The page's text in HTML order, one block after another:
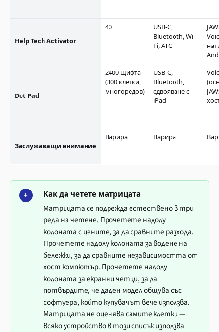
Help Tech Activator
40
USB-C,
Bluetooth, Wi-
Fi, ATC
Dot Pad
2400 щифта
(300 клетки,
многоредов)
USB-C,
Bluetooth,
сдвояване с
iPad
Заслужаващи внимание
Варира Варира
+ Как да четете матрицата
Матрицата се подрежда естествено в три
реда на четене. Прочетете надолу
колоната с цените, за да сравните разхода.
Прочетете надолу колоната за водене на
бележки, за да сравните независимостта от
хост компютър. Прочетете надолу
колоната за екранни четци, за да
потвърдите, че даден модел общува със
софтуера, който купувачът вече използва.
Матрицата не оценява самите клетки —
всяко устройство в този списък използва